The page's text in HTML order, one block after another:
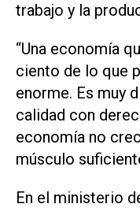
trabajo y la
“Una economía
ciento de lo que
enorme. Es muy
calidad con
economía no
músculo
En el ministerio